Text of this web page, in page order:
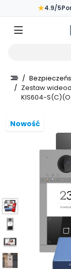
Przejdź do głównej
★4.9/5
/
/ Zestaw
KIS604-
Nowość